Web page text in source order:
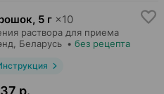
, 5 г ×10
раствора для приема
, Беларусь • без рецепта
р.